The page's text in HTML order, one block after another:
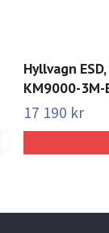
Hyllvagn
KM9000-3M-
17 190 kr